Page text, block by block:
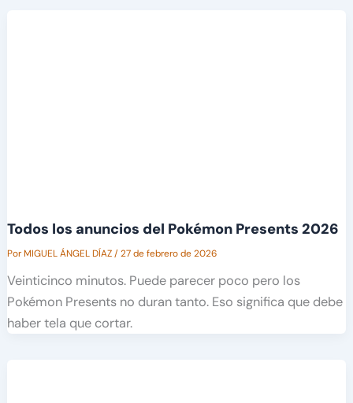
Todos los anuncios del Pokémon Presents 2026
PorMIGUEL ÁNGEL DÍAZ/27 de febrero de 2026
Veinticinco minutos. Puede parecer poco pero los
Pokémon Presents no duran tanto. Eso significa que debe
haber tela que cortar.